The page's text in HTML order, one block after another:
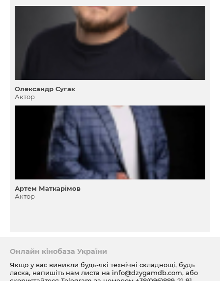
Олександр Сугак
Актор
Артем Маткарімов
Актор
Онлайн кінобаза України
Якщо у вас виникли будь-які технічні складнощі, будь
ласка, напишіть нам листа на info@dzygamdb.com, або